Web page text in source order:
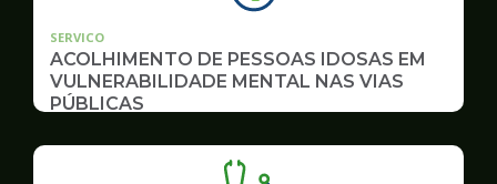
SERVICO
ACOLHIMENTO DE PESSOAS IDOSAS EM
VULNERABILIDADE MENTAL NAS VIAS
PÚBLICAS